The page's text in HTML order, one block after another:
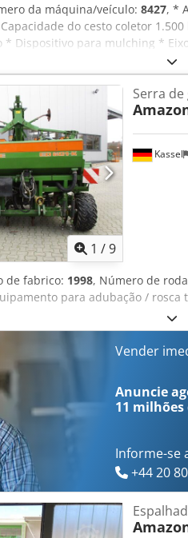
da máquina/veículo: 8427, *
do cesto coletor
* Dispositivo para mulching *
do fundo * Velocidade de
veículo: 8427 Suporte via
ou mais informações, entre
----Erros e venda intermediária
1 /9
Kassel
Serra
de fabrico: 1998, Número de
para adubação /
Vender
Anuncie
11
Informe-se
+44 20